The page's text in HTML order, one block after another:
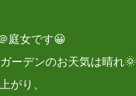
庭女です😀
ーデンのお天気は晴れ🌞
がり、